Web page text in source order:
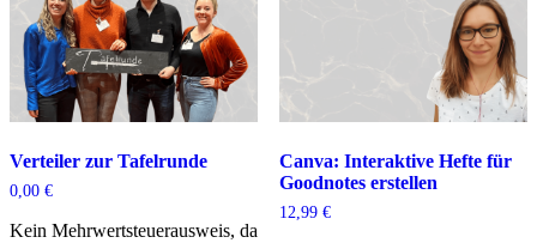
Verteiler zur Tafelrunde
0,00 €
Kein Mehrwertsteuerausweis, da
Canva: Interaktive Hefte für
Goodnotes erstellen
12,99 €